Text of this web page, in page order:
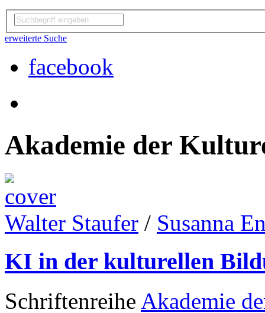
erweiterte Suche
facebook
Akademie der
Walter Staufer / Susanna
KI in der kulturellen
Schriftenreihe Akademie